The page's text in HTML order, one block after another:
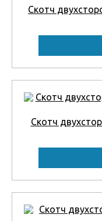
Скотч
Скотч